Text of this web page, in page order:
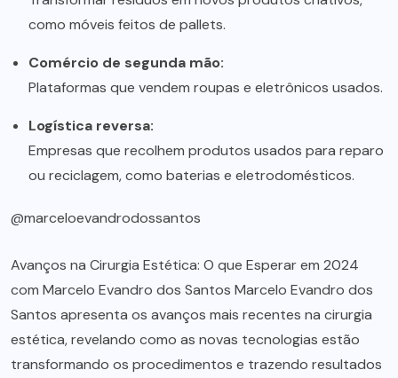
como móveis feitos de pallets.
Comércio de segunda mão:
Plataformas que vendem roupas e eletrônicos usados.
Logística reversa:
Empresas que recolhem produtos usados para reparo
ou reciclagem, como baterias e eletrodomésticos.
@marceloevandrodossantos
Avanços na Cirurgia Estética: O que Esperar em 2024
com Marcelo Evandro dos Santos Marcelo Evandro dos
Santos apresenta os avanços mais recentes na cirurgia
estética, revelando como as novas tecnologias estão
transformando os procedimentos e trazendo resultados